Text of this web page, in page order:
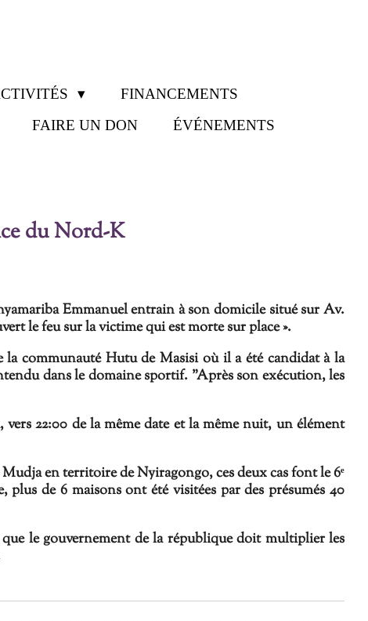
FINANCEMENTS
FAIRE UN DON
ÉVÉNEMENTS
du Nord-K
Emmanuelentrain à son domicile situé sur Av.
le feu sur la victime quiest mortesur place ».
la communauté Hutude Masisi où il a été candidat à la
dans le domaine sportif. "Après son exécution, les
22:00 de la même date et la même nuit, un élément
en territoire de Nyiragongo, ces deux cas font le 6ᵉ
plus de 6 maisons ont été visitées par des présumés 40
le gouvernement de la république doit multiplier les